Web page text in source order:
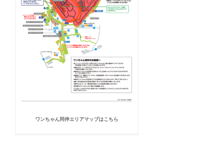
ワンちゃん同伴エリアマップはこちら